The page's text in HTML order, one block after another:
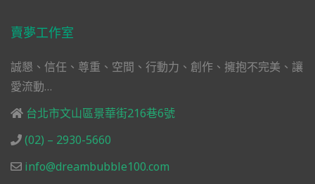
賣夢工作室
誠懇、信任、尊重、空間、行動力、創作、擁抱不完美、讓
愛流動…
台北市文山區景華街216巷6號
(02) – 2930-5660
info@dreambubble100.com